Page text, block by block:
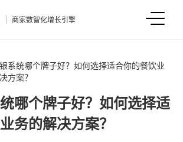
商家数智化增长引擎
系统哪个牌子好？如何选择适合你的餐饮业
方案？
哪个牌子好？如何选择适
务的解决方案？